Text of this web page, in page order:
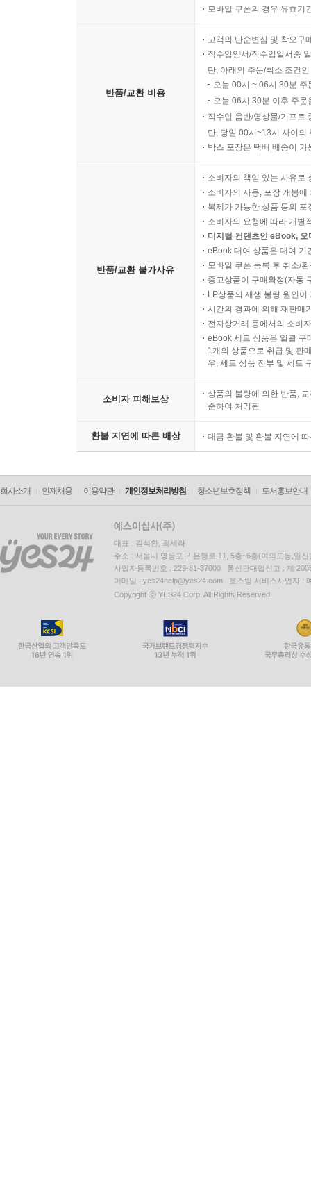
모바일 쿠폰의 경우 유효기
반품/교환 비용
고객의 단순변심 및 착오구
직수입양서/직수입일서중
단, 아래의 주문/취소 조건
오늘 00시 ~ 06시 30분
오늘 06시 30분 이후 주
직수입 음반/영상물/기프트
단, 당일 00시~13시 사이의
박스 포장은 택배 배송이
반품/교환 불가사유
소비자의 책임 있는 사유로
소비자의 사용, 포장 개봉
복제가 가능한 상품 등의
소비자의 요청에 따라 개별
디지털 컨텐츠인 eBook,
eBook 대여 상품은 대여 기
모바일 쿠폰 등록 후 취소/
중고상품이 구매확정(자동
LP상품의 재생 불량 원인
시간의 경과에 의해 재판매
전자상거래 등에서의 소비
eBook 세트 상품은 일괄 구
1개의 상품으로 취급 및 판
우, 세트 상품 전부 및 세트
소비자 피해보상
상품의 불량에 의한 반품,
준하여 처리됨
환불 지연에 따른 배상 대금 환불 및 환불 지연에
회사소개 인재채용 이용약관 개인정보처리방침 청소년보호정책 도서홍보안내
대표 : 김석환, 최세라
주소 : 서울시 영등포구 은행로 11, 5층~6층(여의도동,일신
사업자등록번호 : 229-81-37000 통신판매업신고 : 제
이메일 : yes24help@yes24.com 호스팅 서비스사업자 :
Copyright ⓒ YES24 Corp. All Rights Reserved.